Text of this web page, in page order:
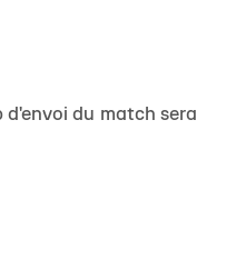
d'envoi du match sera